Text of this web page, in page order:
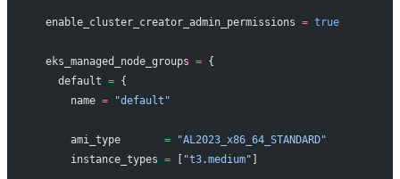
  enable_cluster_creator_admin_permissions
= true
  eks_managed_node_groups
= {
    default
= {
      name
= "default"
      ami_type
= "AL2023_x86_64_STANDARD"
      instance_types
= [ "t3.medium"